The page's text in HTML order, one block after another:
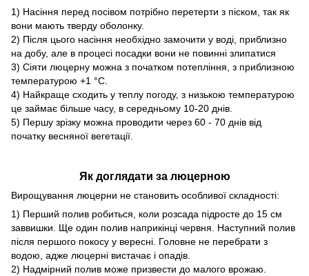
1) Насіння перед посівом потрібно перетерти з піском, так як
вони мають тверду оболонку.
2) Після цього насіння необхідно замочити у воді, приблизно
на добу, але в процесі посадки вони не повинні злипатися
3) Сіяти люцерну можна з початком потепління, з приблизною
температурою +1 ​​°С.
4) Найкраще сходить у теплу погоду, з низькою температурою
це займає більше часу, в середньому 10-20 днів.
5) Першу зрізку можна проводити через 60 - 70 днів від
початку весняної вегетації.
Як доглядати за люцерною
Вирощування люцерни не становить особливої ​​складності:
1) Перший полив робиться, коли розсада підросте до 15 см
заввишки. Ще один полив наприкінці червня. Наступний полив
після першого покосу у вересні. Головне не перебрати з
водою, адже люцерні вистачає і опадів.
2) Надмірний полив може призвести до малого врожаю.